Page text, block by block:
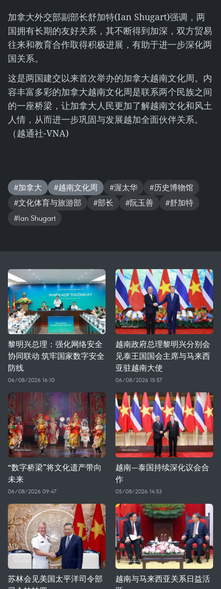
加拿大外交部副部长舒加特(Ian Shugart)强调，两
国拥有长期的友好关系，其不断得到加深，双方贸易
往来和教育合作取得积极进展，有助于进一步深化两
国关系。
这是两国建交以来首次举办的加拿大越南文化周。内
容丰富多彩的加拿大越南文化周是联系两个民族之间
的一座桥梁，让加拿大人民更加了解越南文化和风土
人情，从而进一步巩固与发展越加全面伙伴关系。
（越通社-VNA)
#加拿大 #越南文化周 #渥太华
#历史博物馆
#文化体育与旅游部
#部长 #阮玉善
#舒加特
#Ian Shugart
黎明兴总理：强化网络安全
协同联动 筑牢国家数字安全
防线
06/08/2026 16:10
越南政府总理黎明兴分别会
见泰王国国会主席与马来西
亚驻越南大使
06/08/2026 15:57
“数字桥梁”将文化遗产带向
未来
06/08/2026 09:47
越南—泰国持续深化议会合
作
05/08/2026 14:53
苏林会见美国太平洋司令部
越南与马来西亚关系日益活